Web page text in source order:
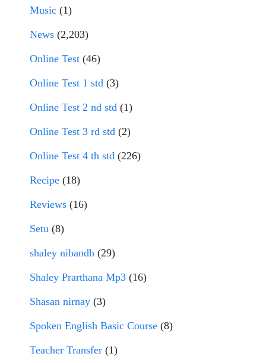
Music (1)
News (2,203)
Online Test (46)
Online Test 1 std (3)
Online Test 2 nd std (1)
Online Test 3 rd std (2)
Online Test 4 th std (226)
Recipe (18)
Reviews (16)
Setu (8)
shaley nibandh (29)
Shaley Prarthana Mp3 (16)
Shasan nirnay (3)
Spoken English Basic Course (8)
Teacher Transfer (1)